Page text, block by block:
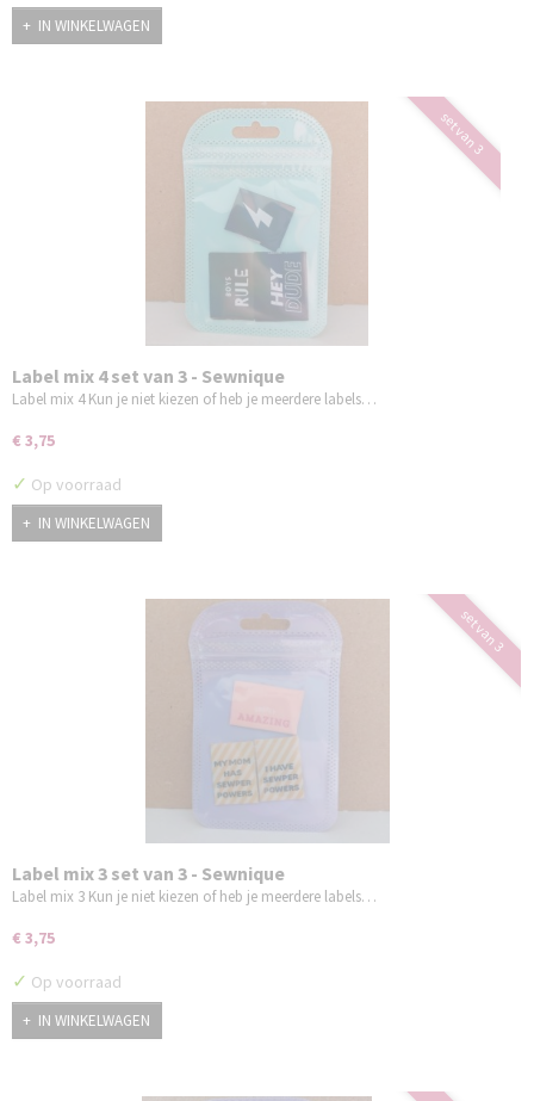
IN WINKELWAGEN
set van 3
Label mix 4 set van 3 - Sewnique
Label mix 4 Kun je niet kiezen of heb je meerdere labels…
€ 3,75
✓ Op voorraad
IN WINKELWAGEN
set van 3
Label mix 3 set van 3 - Sewnique
Label mix 3 Kun je niet kiezen of heb je meerdere labels…
€ 3,75
✓ Op voorraad
IN WINKELWAGEN